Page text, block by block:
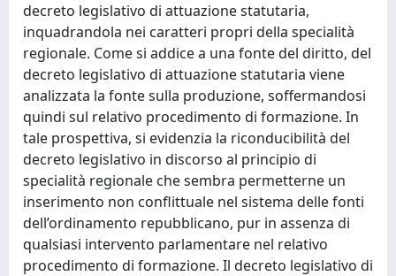
decreto legislativo di attuazione statutaria,
inquadrandola nei caratteri propri della specialità
regionale. Come si addice a una fonte del diritto, del
decreto legislativo di attuazione statutaria viene
analizzata la fonte sulla produzione, soffermandosi
quindi sul relativo procedimento di formazione. In
tale prospettiva, si evidenzia la riconducibilità del
decreto legislativo in discorso al principio di
specialità regionale che sembra permetterne un
inserimento non conflittuale nel sistema delle fonti
dell’ordinamento repubblicano, pur in assenza di
qualsiasi intervento parlamentare nel relativo
procedimento di formazione. Il decreto legislativo di